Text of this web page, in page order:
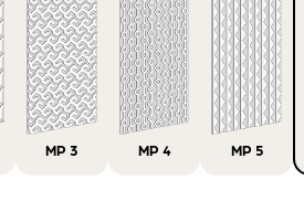
MP 3 MP 4 MP 5